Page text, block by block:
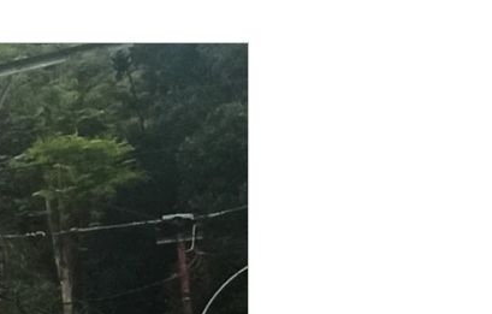
Literatura